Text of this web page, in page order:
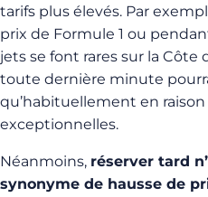
tarifs plus élevés. Par
prix de Formule 1 ou
jets se font rares sur la Côte
toute dernière minute
qu’habituellement en
exceptionnelles.
Néanmoins, réserver tard
synonyme de hausse de